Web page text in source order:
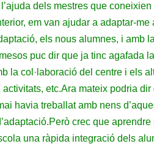
dels mestres que
em van ajudar a adaptar-
els nous alumnes, i amb
puc dir que ja tinc agafada
la col·laboració del centre i els
etc.Ara mateix podria dir
havia treballat amb nens
Però crec que
una ràpida integració dels